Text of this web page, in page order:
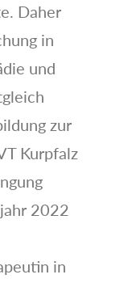
Daher
in
und
zur
Kurpfalz
2022
in